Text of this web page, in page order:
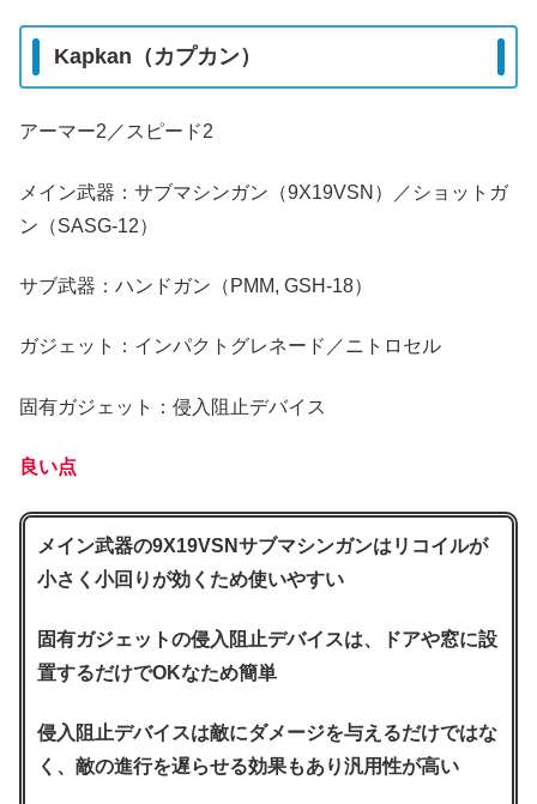
Kapkan（カプカン）
アーマー2／スピード2
メイン武器：サブマシンガン（9X19VSN）／ショットガ
ン（SASG-12）
サブ武器：ハンドガン（PMM, GSH-18）
ガジェット：インパクトグレネード／ニトロセル
固有ガジェット：侵入阻止デバイス
良い点
メイン武器の9X19VSNサブマシンガンはリコイルが
小さく小回りが効くため使いやすい
固有ガジェットの侵入阻止デバイスは、ドアや窓に設
置するだけでOKなため簡単
侵入阻止デバイスは敵にダメージを与えるだけではな
く、敵の進行を遅らせる効果もあり汎用性が高い